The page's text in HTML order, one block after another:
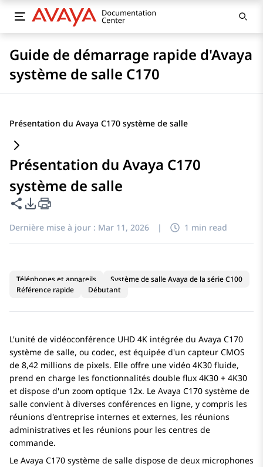
Guide de démarrage rapide d'Avaya
système de salle C170
Présentation du Avaya C170 système de salle
Présentation du Avaya C170
système de salle
Partager cette page
Options d'exportation PDF
Dernière mise à jour : Mar 11, 2026 | 1 min read
Téléphones et appareils
Système de salle Avaya de la série C100
Référence rapide
Débutant
L'unité de vidéoconférence UHD 4K intégrée du Avaya C170
système de salle, ou codec, est équipée d'un capteur CMOS
de 8,42 millions de pixels. Elle offre une vidéo 4K30 fluide,
prend en charge les fonctionnalités double flux 4K30 + 4K30
et dispose d'un zoom optique 12x. Le Avaya C170 système de
salle convient à diverses conférences en ligne, y compris les
réunions d'entreprise internes et externes, les réunions
administratives et les réunions pour les centres de
commande.
Le Avaya C170 système de salle dispose de deux microphones